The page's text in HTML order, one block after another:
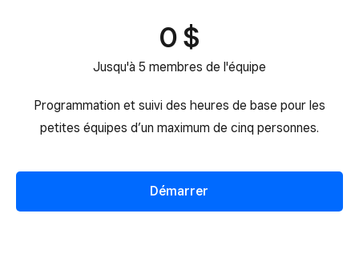
0 $
Jusqu'à 5 membres de l'équipe
Programmation et suivi des heures de base pour les
petites équipes d’un maximum de cinq personnes.
Démarrer